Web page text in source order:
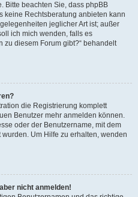
Bitte beachten Sie, dass phpBB
keine Rechtsberatung anbieten kann
jeglicher Art ist; außer
ich mich wenden, falls es
zu diesem Forum gibt?“ behandelt
die Registrierung komplett
Benutzer mehr anmelden können.
oder der Benutzername, mit dem
Um Hilfe zu erhalten, wenden
nicht anmelden!